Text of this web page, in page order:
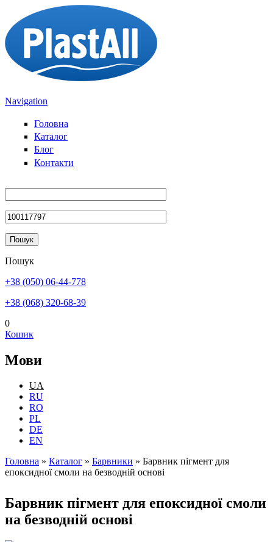
Перейти до основного вмісту
Navigation
Головна
Каталог
Блог
Контакти
Пошук
+38 (050) 06-44-778
+38 (068) 320-68-39
0
Кошик
Мови
UA
RU
RO
PL
DE
EN
Ви є тут
Головна » Каталог » Барвники » Барвник пігмент для
епоксидної смоли на безводній основі
Барвник пігмент для епоксидної смоли
на безводній основі